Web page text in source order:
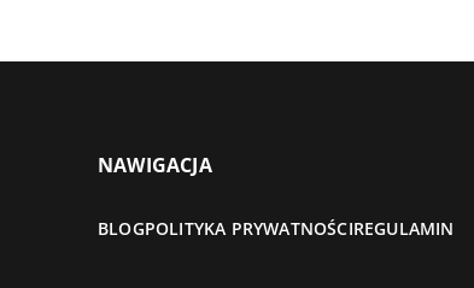
NAWIGACJA
BLOGPOLITYKA PRYWATNOŚCIREGULAMIN